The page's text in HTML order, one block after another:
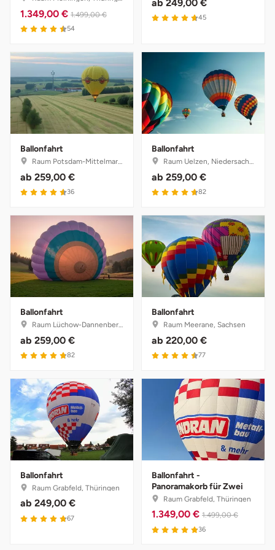
1.349,00 € 1.499,00 €
4.5 von 5
54
ab 249,00 €
4.7 von 5
45
Ballonfahrt
Raum Potsdam-Mittelmark, Brandenburg
ab 259,00 €
4.6 von 5
36
Ballonfahrt
Raum Uelzen, Niedersachsen
ab 259,00 €
4.7 von 5
82
Ballonfahrt
Raum Lüchow-Dannenberg, Niedersachsen
ab 259,00 €
4.8 von 5
82
Ballonfahrt
Raum Meerane, Sachsen
ab 220,00 €
4.5 von 5
77
Ballonfahrt
Raum Grabfeld, Thüringen
ab 249,00 €
4.8 von 5
67
Ballonfahrt -
Panoramakorb für Zwei
Raum Grabfeld, Thüringen
1.349,00 € 1.499,00 €
4.9 von 5
36
Herzogenaurach
Homburg
Horb am Neckar
Ingolstadt
Jerichower Land
Kamp-Lintfort
Karlsruhe
Kassel
Kempten
Kerken
Kiel
Koblenz
Kronach
Kulmbach